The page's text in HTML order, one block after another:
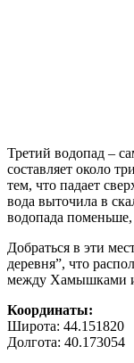
Третий водопад –
составляет около
тем, что падает
вода выточила в
водопада
Добраться в эти
деревня”, что
между Хамышками
Координаты:
Широта: 44.151820
Долгота: 40.173054